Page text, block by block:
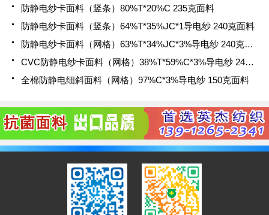
防静电纱卡面料（竖条）80%T*20%C 235克面料
​防静电纱卡面料（竖条）64%T*35%JC*1导电纱 240克面料
防静电纱卡面料（网格）63%T*34%JC*3%导电纱 240克面料
​CVC防静电纱卡面料（网格）38%T*59%C*3%导电纱 240克面料
全棉防静电细斜面料（网格）97%C*3%导电纱 150克面料